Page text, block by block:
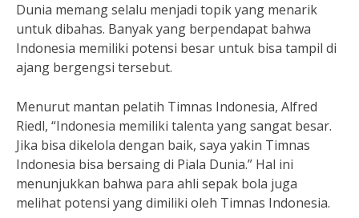
Dunia memang selalu menjadi topik yang menarik
untuk dibahas. Banyak yang berpendapat bahwa
Indonesia memiliki potensi besar untuk bisa tampil di
ajang bergengsi tersebut.
Menurut mantan pelatih Timnas Indonesia, Alfred
Riedl, “Indonesia memiliki talenta yang sangat besar.
Jika bisa dikelola dengan baik, saya yakin Timnas
Indonesia bisa bersaing di Piala Dunia.” Hal ini
menunjukkan bahwa para ahli sepak bola juga
melihat potensi yang dimiliki oleh Timnas Indonesia.